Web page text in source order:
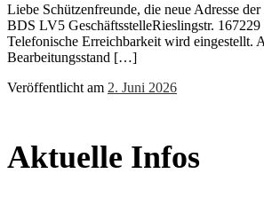
Liebe Schützenfreunde, die neue Adresse
BDS LV5 GeschäftsstelleRieslingstr. 167229
Telefonische Erreichbarkeit wird eingestellt.
Bearbeitungsstand […]
Veröffentlicht am 2. Juni 2026
Aktuelle Infos